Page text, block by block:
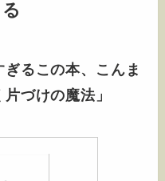
るこの本、
こんま
づけの魔法」